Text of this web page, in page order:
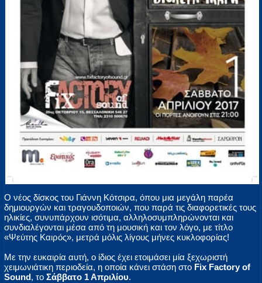
Ο νέος δίσκος του Γιάννη Κότσιρα, όπου μια μεγάλη παρέα
δημιουργών και τραγουδοποιών, που παρά τις διαφορετικές τους
ηλικίες, συνυπάρχουν ισότιμα, αλληλοσυμπληρώνονται και
συνδιαλέγονται μέσα από τη μουσική και τον λόγο, με τίτλο
«Ψεύτης Καιρός», μετρά μόλις λίγους μήνες κυκλοφορίας!
Με την ευκαιρία αυτή, ο ίδιος έχει ετοιμάσει μία ξεχωριστή
χειμωνιάτικη περιοδεία, η οποία κάνει στάση στο Fix Factory of
Sound, τo Σάββατο 1 Απριλίου.